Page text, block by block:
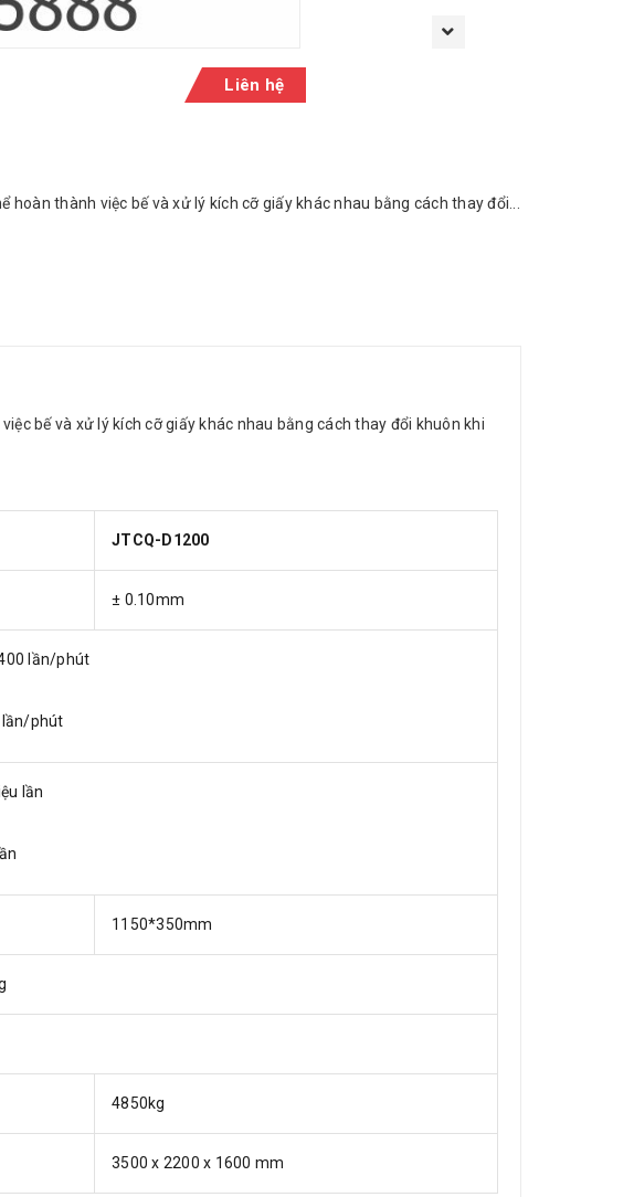
Liên hệ
thành việc bế và xử lý kích cỡ giấy khác nhau bằng cách thay đổi...
bế và xử lý kích cỡ giấy khác nhau bằng cách thay đổi khuôn khi
JTCQ-D1200
± 0.10mm
lần/phút
lần/phút
lần
1150*350mm
4850kg
3500 x 2200 x 1600 mm